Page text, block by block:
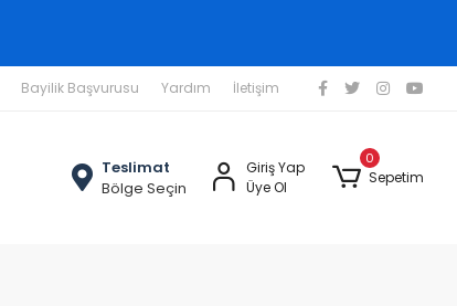
Bayilik Başvurusu Yardım İletişim
Teslimat
Bölge Seçin
Giriş Yap
Üye Ol
0
Sepetim